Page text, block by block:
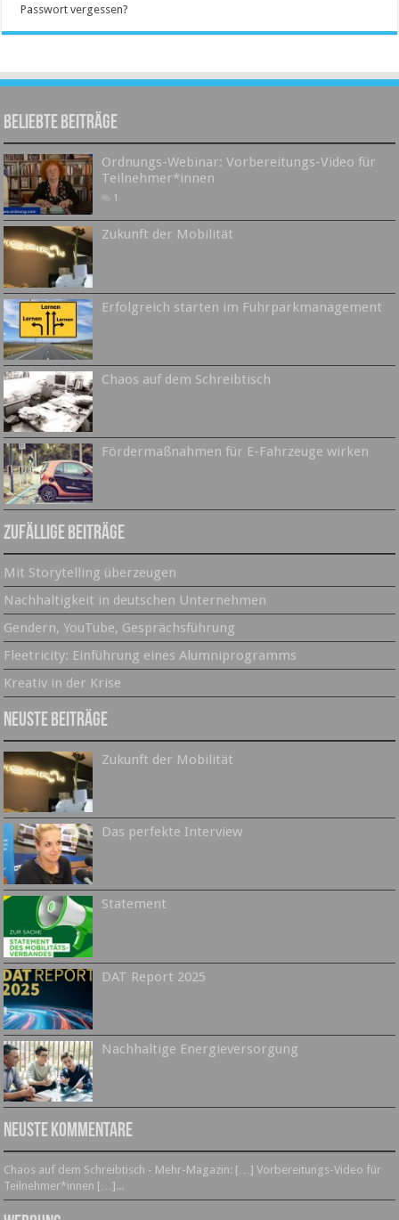
Passwort vergessen?
Beliebte Beiträge
Ordnungs-Webinar: Vorbereitungs-Video für
Teilnehmer*innen
1
Zukunft der Mobilität
Erfolgreich starten im Fuhrparkmanagement
Chaos auf dem Schreibtisch
Fördermaßnahmen für E-Fahrzeuge wirken
Zufällige Beiträge
Mit Storytelling überzeugen
Nachhaltigkeit in deutschen Unternehmen
Gendern, YouTube, Gesprächsführung
Fleetricity: Einführung eines Alumniprogramms
Kreativ in der Krise
Neuste Beiträge
Zukunft der Mobilität
Das perfekte Interview
Statement
DAT Report 2025
Nachhaltige Energieversorgung
Neuste Kommentare
Chaos auf dem Schreibtisch - Mehr-Magazin: […] Vorbereitungs-Video für
Teilnehmer*innen […]...